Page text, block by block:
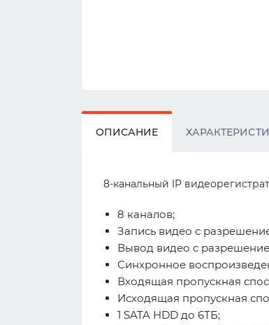
ОПИСАНИЕ
8-канальный IP
8 каналов;
Запись видео с
Вывод видео с
Синхронное
Входящая пропускная
Исходящая пропускная
1 SATA HDD до 6ТБ;